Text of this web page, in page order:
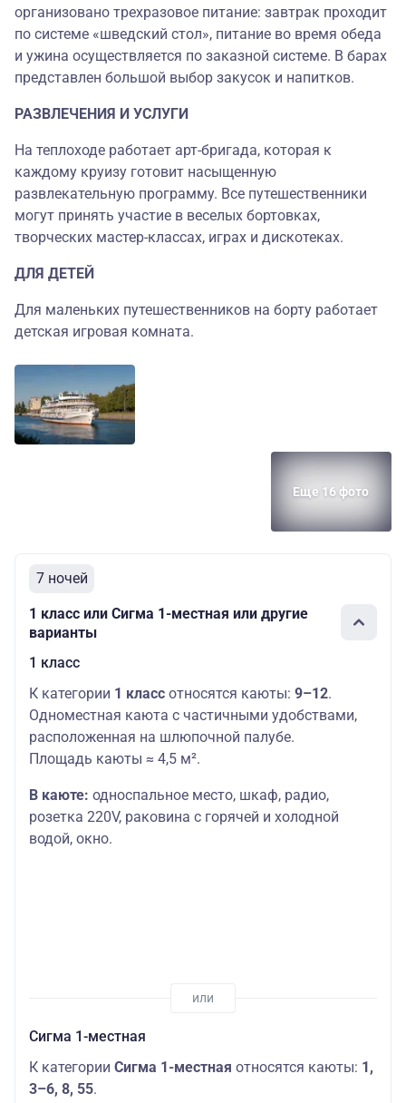
организовано трехразовое питание: завтрак проходит
по системе «шведский стол», питание во время обеда
и ужина осуществляется по заказной системе. В барах
представлен большой выбор закусок и напитков.
РАЗВЛЕЧЕНИЯ И УСЛУГИ
На теплоходе работает арт-бригада, которая к
каждому круизу готовит насыщенную
развлекательную программу. Все путешественники
могут принять участие в веселых бортовках,
творческих мастер-классах, играх и дискотеках.
ДЛЯ ДЕТЕЙ
Для маленьких путешественников на борту работает
детская игровая комната.
Еще 16 фото
7 ночей
1 класс или Сигма 1-местная или другие
варианты
1 класс
К категории 1 класс относятся каюты: 9–12.
Одноместная каюта с частичными удобствами,
расположенная на шлюпочной палубе.
Площадь каюты ≈ 4,5 м².
В каюте: односпальное место, шкаф, радио,
розетка 220V, раковина с горячей и холодной
водой, окно.
Сигма 1-местная
К категории Сигма 1-местная относятся каюты: 1,
3–6, 8, 55.